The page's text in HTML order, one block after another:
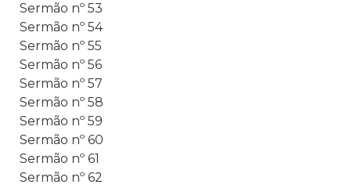
Sermão nº 53
Sermão nº 54
Sermão nº 55
Sermão nº 56
Sermão nº 57
Sermão nº 58
Sermão nº 59
Sermão nº 60
Sermão nº 61
Sermão nº 62